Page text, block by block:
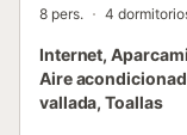
8 pers. 4
Internet,
Aire
vallada, Toallas